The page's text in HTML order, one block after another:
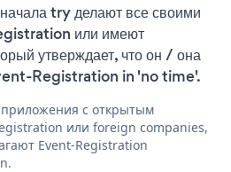
try делают все своими
или имеют
утверждает, что он / она
Registration in 'no time'.
с открытым
или foreign companies,
Event-Registration